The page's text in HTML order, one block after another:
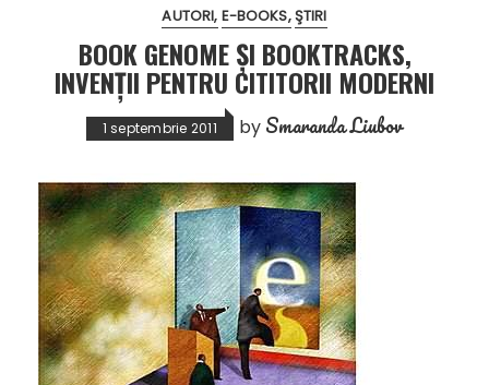
AUTORI E-BOOKS ŞTIRI
BOOK GENOME ȘI BOOKTRACKS,
INVENȚII PENTRU CITITORII MODERNI
1 septembrie 2011 by Smaranda Liubov